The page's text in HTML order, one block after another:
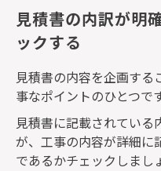
見積書の内訳が明
ックする
見積書の内容を企画する
事なポイントのひとつです
見積書に記載されている
が、工事の内容が詳細に
であるかチェックしまし